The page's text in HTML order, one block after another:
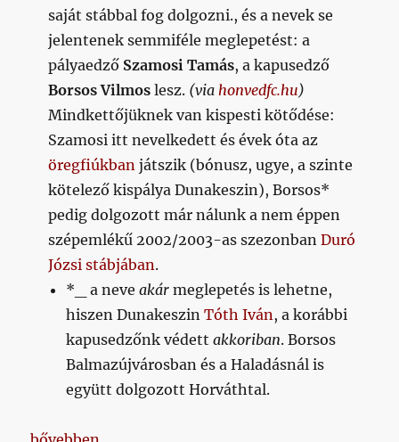
saját stábbal fog dolgozni., és a nevek se
jelentenek semmiféle meglepetést: a
pályaedző Szamosi Tamás, a kapusedző
Borsos Vilmos lesz. (viahonvedfc.hu)
Mindkettőjüknek van kispesti kötődése:
Szamosi itt nevelkedett és évek óta az
öregfiúkban játszik (bónusz, ugye, a szinte
kötelező kispálya Dunakeszin), Borsos*
pedig dolgozott már nálunk a nem éppen
szépemlékű 2002/2003-as szezonbanDuró
Józsi stábjában.
*_ a neveakár meglepetés is lehetne,
hiszen DunakeszinTóth Iván, a korábbi
kapusedzőnk védettakkoriban. Borsos
Balmazújvárosban és a Haladásnál is
együtt dolgozott Horváthtal.
„Napikispest 2021.02.18.”